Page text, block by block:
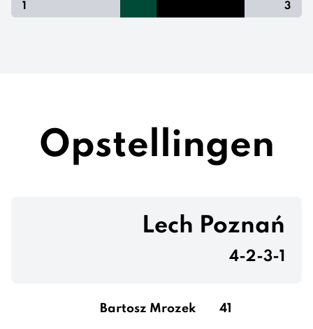
1 3
Opstellingen
Lech Poznań
4-2-3-1
Bartosz Mrozek 41